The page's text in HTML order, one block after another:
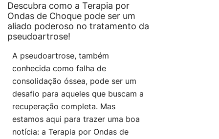
Descubra como a Terapia por
Ondas de Choque pode ser um
aliado poderoso no tratamento da
pseudoartrose!
A pseudoartrose, também
conhecida como falha de
consolidação óssea, pode ser um
desafio para aqueles que buscam a
recuperação completa. Mas
estamos aqui para trazer uma boa
notícia: a Terapia por Ondas de